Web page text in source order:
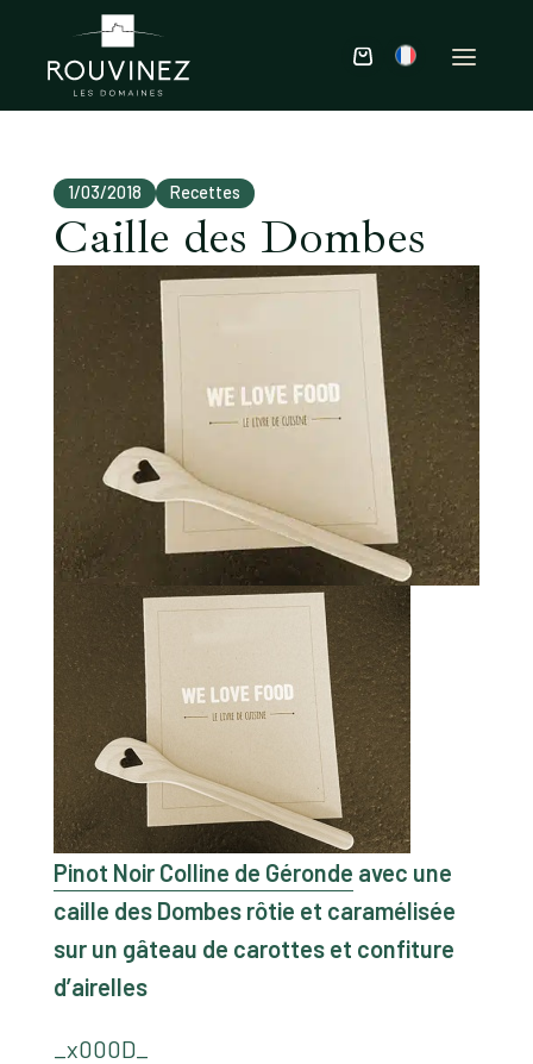
Caille des Dombes
1/03/2018 Recettes
Pinot Noir Colline de Géronde avec une
caille des Dombes rôtie et caramélisée
sur un gâteau de carottes et confiture
d’airelles
_x000D_